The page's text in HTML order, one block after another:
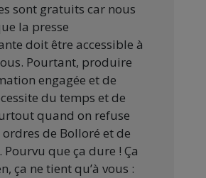
sont gratuits car nous
la presse
doit être accessible à
Pourtant, produire
engagée et de
du temps et de
quand on refuse
ordres de Bolloré et de
que ça dure ! Ça
ça ne tient qu’à vous :